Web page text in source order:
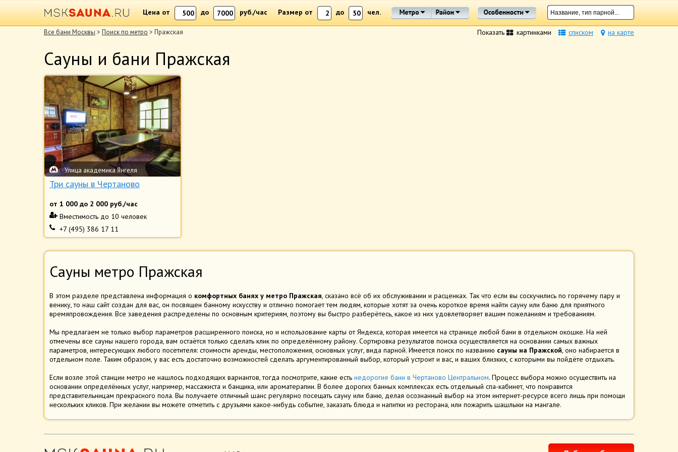
Цена от до руб./час Размер от до чел.
Все бани Москвы > Поиск по метро > Пражская Показать картинками списком на карте
Сауны и бани Пражская
Улица академика Янгеля
Три сауны в Чертаново
от 1 000 до 2 000 руб./час
Вместимость до 10 человек
+7 (495) 386 17 11
Сауны метро Пражская
В этом разделе представлена информация о комфортных банях у метро Пражская, сказано всё об их обслуживании и расценках. Так что если вы соскучились по горячему пару и
венику, то наш сайт создан для вас, он посвящен банному искусству и отлично помогает тем людям, которые хотят за очень короткое время найти сауну или баню для приятного
времяпровождения. Все заведения распределены по основным критериям, поэтому вы быстро разберётесь, какое из них удовлетворяет вашим пожеланиям и требованиям.
Мы предлагаем не только выбор параметров расширенного поиска, но и использование карты от Яндекса, которая имеется на странице любой бани в отдельном окошке. На ней
отмечены все сауны нашего города, вам остаётся только сделать клик по определённому району. Сортировка результатов поиска осуществляется на основании самых важных
параметров, интересующих любого посетителя: стоимости аренды, местоположения, основных услуг, вида парной. Имеется поиск по названию сауны на Пражской, оно набирается в
отдельном поле. Таким образом, у вас есть достаточно возможностей сделать аргументированный выбор, который устроит и вас, и ваших близких, с которыми вы пойдёте отдыхать.
Если возле этой станции метро не нашлось подходящих вариантов, тогда посмотрите, какие есть недорогие бани в Чертаново Центральном. Процесс выбора можно осуществить на
основании определённых услуг, например, массажиста и банщика, или ароматерапии. В более дорогих банных комплексах есть отдельный спа-кабинет, что понравится
представительницам прекрасного пола. Вы получаете отличный шанс регулярно посещать сауну или баню, делая осознанный выбор на этом интернет-ресурсе всего лишь при помощи
нескольких кликов. При желании вы можете отметить с друзьями какое-нибудь событие, заказать блюда и напитки из ресторана, или пожарить шашлыки на мангале.